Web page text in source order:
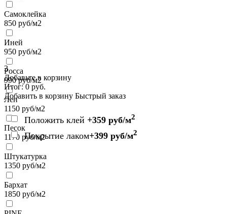
Самоклейка
850 руб/м2
Иней
950 руб/м2
Росса
990руб/м2
Лен
1150 руб/м2
Песок
1170 руб/м2
Штукатурка
1350 руб/м2
Бархат
1850 руб/м2
3
Добавьте в корзину
Итог:0 руб.
Добавить в корзину Быстрый заказ
Положить клей +359 руб/м2
Покрытие лаком+399 руб/м2